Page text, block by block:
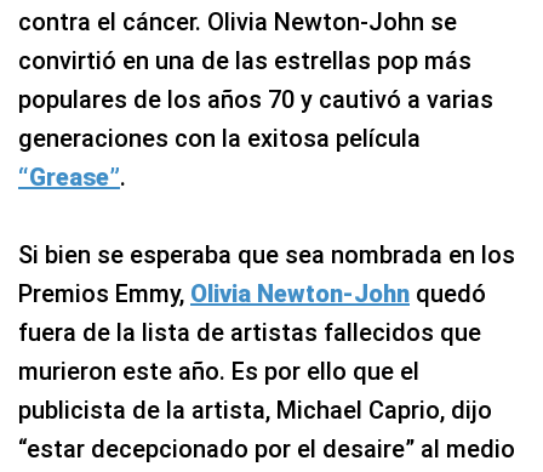
contra el cáncer. Olivia Newton-John se
convirtió en una de las estrellas pop más
populares de los años 70 y cautivó a varias
generaciones con la exitosa película
“Grease”.
Si bien se esperaba que sea nombrada en los
Premios Emmy, Olivia Newton-John quedó
fuera de la lista de artistas fallecidos que
murieron este año. Es por ello que el
publicista de la artista, Michael Caprio, dijo
“estar decepcionado por el desaire” al medio